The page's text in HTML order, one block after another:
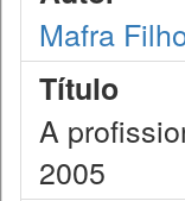
Mafra
Título
A
2005